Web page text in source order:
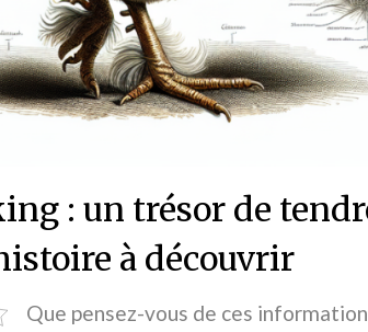
: un trésor de
à découvrir
Que pensez-vous de ces